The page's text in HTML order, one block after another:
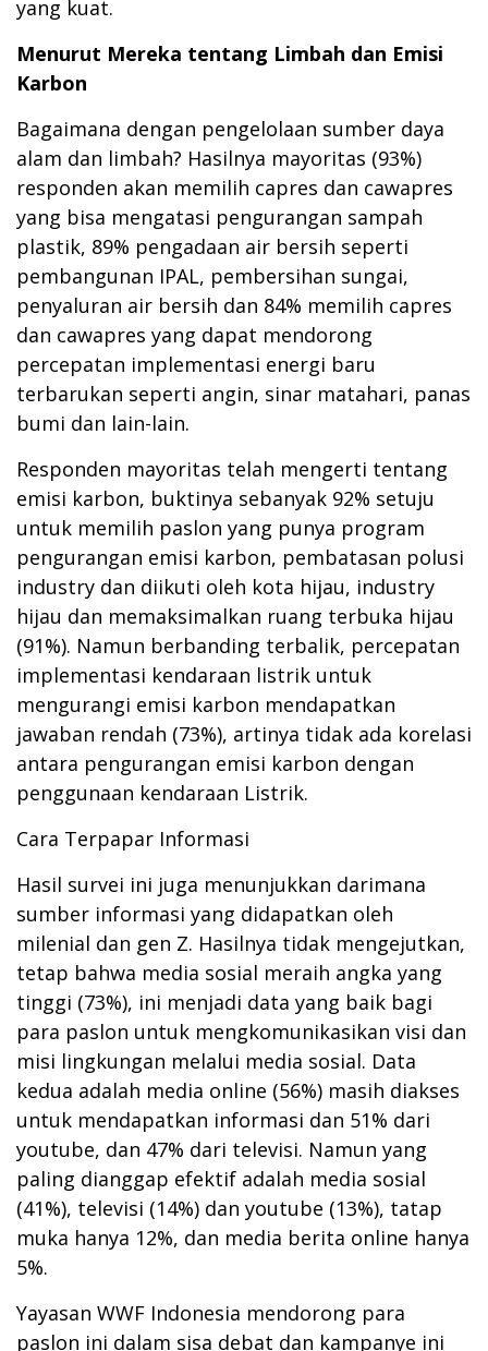
yang kuat.
Menurut Mereka tentang Limbah dan Emisi
Karbon
Bagaimana dengan pengelolaan sumber daya
alam dan limbah? Hasilnya mayoritas (93%)
responden akan memilih capres dan cawapres
yang bisa mengatasi pengurangan sampah
plastik, 89% pengadaan air bersih seperti
pembangunan IPAL, pembersihan sungai,
penyaluran air bersih dan 84% memilih capres
dan cawapres yang dapat mendorong
percepatan implementasi energi baru
terbarukan seperti angin, sinar matahari, panas
bumi dan lain-lain.
Responden mayoritas telah mengerti tentang
emisi karbon, buktinya sebanyak 92% setuju
untuk memilih paslon yang punya program
pengurangan emisi karbon, pembatasan polusi
industry dan diikuti oleh kota hijau, industry
hijau dan memaksimalkan ruang terbuka hijau
(91%). Namun berbanding terbalik, percepatan
implementasi kendaraan listrik untuk
mengurangi emisi karbon mendapatkan
jawaban rendah (73%), artinya tidak ada korelasi
antara pengurangan emisi karbon dengan
penggunaan kendaraan Listrik.
Cara Terpapar Informasi
Hasil survei ini juga menunjukkan darimana
sumber informasi yang didapatkan oleh
milenial dan gen Z. Hasilnya tidak mengejutkan,
tetap bahwa media sosial meraih angka yang
tinggi (73%), ini menjadi data yang baik bagi
para paslon untuk mengkomunikasikan visi dan
misi lingkungan melalui media sosial. Data
kedua adalah media online (56%) masih diakses
untuk mendapatkan informasi dan 51% dari
youtube, dan 47% dari televisi. Namun yang
paling dianggap efektif adalah media sosial
(41%), televisi (14%) dan youtube (13%), tatap
muka hanya 12%, dan media berita online hanya
5%.
Yayasan WWF Indonesia mendorong para
paslon ini dalam sisa debat dan kampanye ini